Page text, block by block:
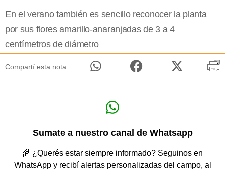
En el verano también es sencillo reconocer la planta
por sus flores amarillo-anaranjadas de 3 a 4
centímetros de diámetro
Compartí esta nota
Sumate a nuestro canal de Whatsapp
🌾 ¿Querés estar siempre informado? Seguinos en
WhatsApp y recibí alertas personalizadas del campo, al